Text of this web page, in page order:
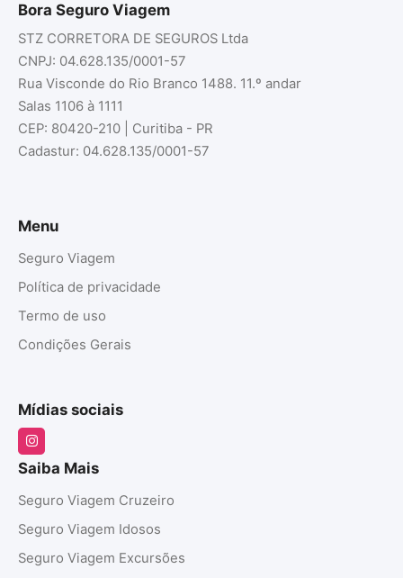
Bora Seguro Viagem
STZ CORRETORA DE SEGUROS Ltda
CNPJ: 04.628.135/0001-57
Rua Visconde do Rio Branco 1488. 11.º andar
Salas 1106 à 1111
CEP: 80420-210 | Curitiba - PR
Cadastur: 04.628.135/0001-57
Menu
Seguro Viagem
Política de privacidade
Termo de uso
Condições Gerais
Mídias sociais
Saiba Mais
Seguro Viagem Cruzeiro
Seguro Viagem Idosos
Seguro Viagem Excursões